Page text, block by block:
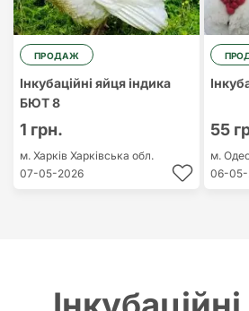
ПРОДАЖ
Інкубаційні яйця індика
БЮТ 8
1 грн.
м. Харків Харківська обл.
07-05-2026
55
м.
06-05-